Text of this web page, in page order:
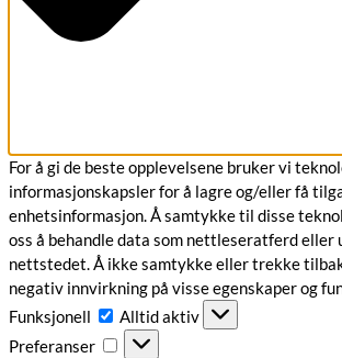
For å gi de beste opplevelsene bruker vi
informasjonskapsler for å lagre og/eller få
enhetsinformasjon. Å samtykke til disse
oss å behandle data som nettleseratferd eller
nettstedet. Å ikke samtykke eller trekke
negativ innvirkning på visse egenskaper og
Funksjonell
Funksjonell
Alltid aktiv
Preferanser
Preferanser